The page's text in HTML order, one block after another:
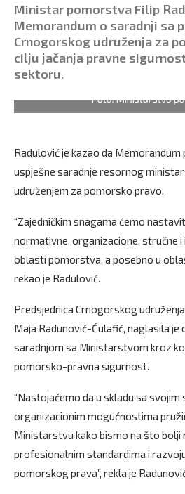
Ministar pomorstva Filip
Memorandum o saradnji sa
Crnogorskog udruženja za
cilju jačanja pravne
sektoru.
Foto: Ministarstvo
Radulović je kazao da
uspješne saradnje resornog
udruženjem za pomorsko pravo.
“Zajedničkim snagama ćemo
normativne, organizacione, stručne
oblasti pomorstva, a posebno u
rekao je Radulović.
Predsjednica Crnogorskog
Maja Radunović-Ćulafić, naglasila je
saradnjom sa Ministarstvom kroz
pomorsko-pravna sigurnost.
“Nastojaćemo da u skladu sa svojim
organizacionim mogućnostima
Ministarstvu kako bismo na što bolji
profesionalnim standardima i
pomorskog prava”, rekla je